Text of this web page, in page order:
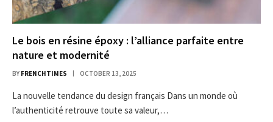
Le bois en résine époxy : l’alliance parfaite entre
nature et modernité
BY FRENCHTIMES OCTOBER 13, 2025
La nouvelle tendance du design français Dans un monde où
l’authenticité retrouve toute sa valeur,…